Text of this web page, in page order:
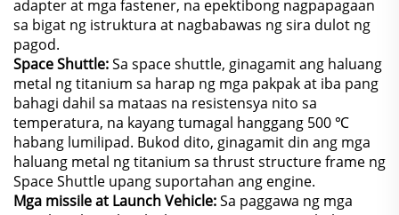
adapter at mga fastener, na epektibong nagpapagaan
sa bigat ng istruktura at nagbabawas ng sira dulot ng
pagod.
Space Shuttle:Sa space shuttle, ginagamit ang haluang
metal ng titanium sa harap ng mga pakpak at iba pang
bahagi dahil sa mataas na resistensya nito sa
temperatura, na kayang tumagal hanggang 500 ℃
habang lumilipad. Bukod dito, ginagamit din ang mga
haluang metal ng titanium sa thrust structure frame ng
Space Shuttle upang suportahan ang engine.
Mga missile at Launch Vehicle:Sa paggawa ng mga